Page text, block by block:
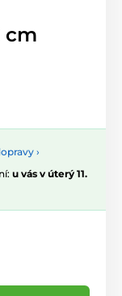
cm
›
u vás v úterý 11.